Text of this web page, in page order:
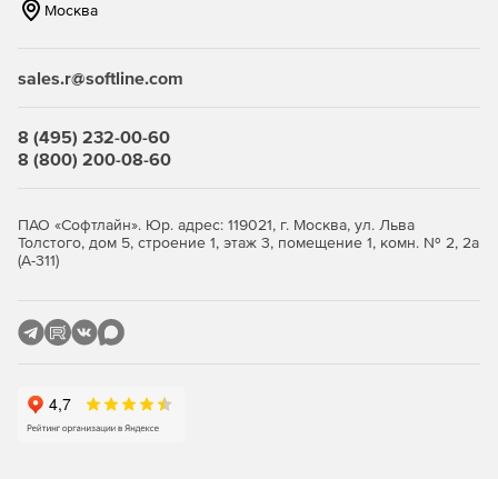
сотрудников, а следовательно – существенно
строй и упрощает сопровождение продукта.
Уникальные технологии обнаружения неизвестных
(при старте системы).
планировщика Windows.
Москва
sales.r@softline.com
8 (495) 232-00-60
8 (800) 200-08-60
ПАО «Софтлайн». Юр. адрес: 119021, г. Москва, ул. Льва
Толстого, дом 5, строение 1, этаж 3, помещение 1, комн. № 2, 2а
(А-311)